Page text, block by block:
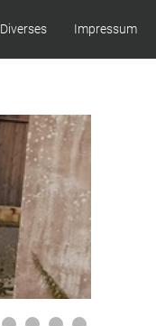
Diverses Impressum